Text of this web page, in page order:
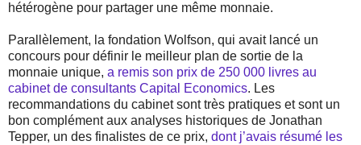
hétérogène pour partager une même monnaie.
Parallèlement, la fondation Wolfson, qui avait lancé un
concours pour définir le meilleur plan de sortie de la
monnaie unique, a remis son prix de 250 000 livres au
cabinet de consultants Capital Economics. Les
recommandations du cabinet sont très pratiques et sont un
bon complément aux analyses historiques de Jonathan
Tepper, un des finalistes de ce prix, dont j’avais résumé les